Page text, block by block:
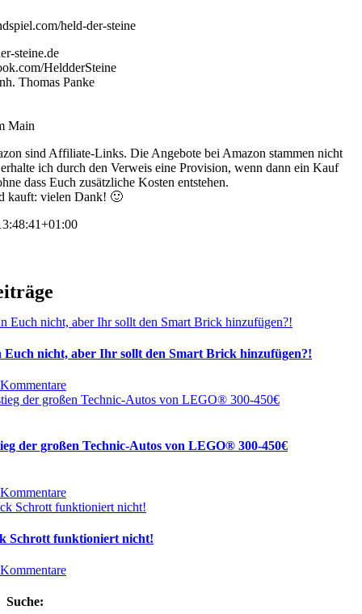
held-der-steine
steine.de
HeldderSteine
Thomas Panke
Main
sind Affiliate-Links. Die Angebote bei Amazon stammen nicht
ich durch den Verweis eine Provision, wenn dann ein Kauf
dass Euch zusätzliche Kosten entstehen.
kauft: vielen Dank! 🙂
nicht, aber Ihr sollt den Smart Brick hinzufügen?!
der großen Technic-Autos von LEGO® 300-450€
Schrott funktioniert nicht!
Suche: